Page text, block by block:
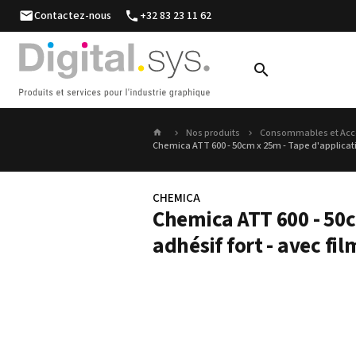
Contactez-nous +32 83 23 11 62
Nos produits Consommables et
Chemica ATT 600 - 50cm x 25m - Tape
CHEMICA
Chemica ATT 600 -
adhésif fort - avec